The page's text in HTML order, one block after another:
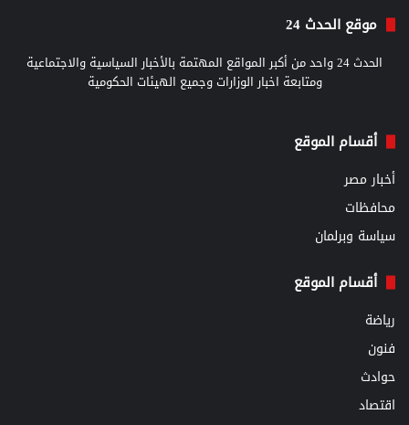
موقع الحدث 24
الحدث 24 واحد من أكبر المواقع المهتمة بالأخبار السياسية والاجتماعية
ومتابعة اخبار الوزارات وجميع الهيئات الحكومية
أقسام الموقع
أخبار مصر
محافظات
سياسة وبرلمان
أقسام الموقع
رياضة
فنون
حوادث
اقتصاد